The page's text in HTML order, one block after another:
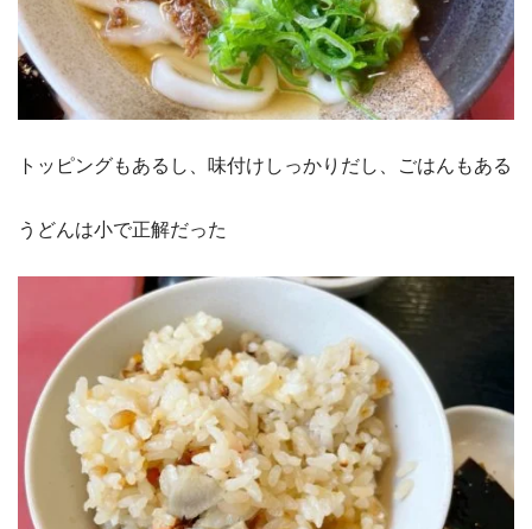
トッピングもあるし、味付けしっかりだし、ごはんもある
うどんは小で正解だった